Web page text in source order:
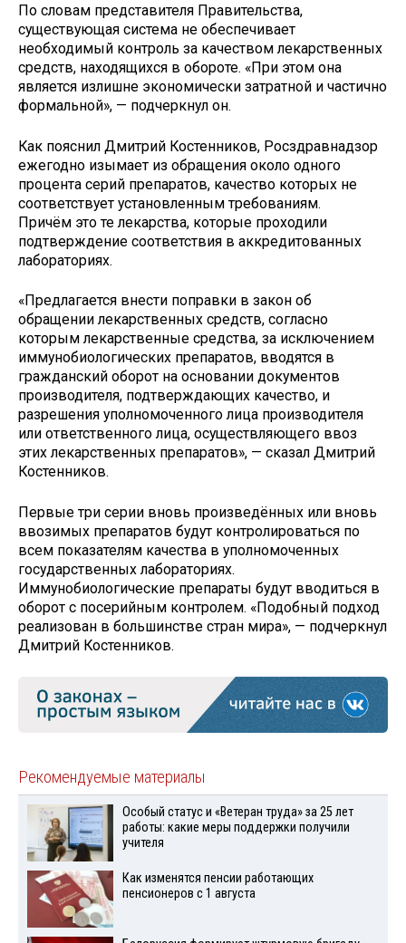
По словам представителя Правительства,
существующая система не обеспечивает
необходимый контроль за качеством лекарственных
средств, находящихся в обороте. «При этом она
является излишне экономически затратной и частично
формальной», — подчеркнул он.
Как пояснил Дмитрий Костенников, Росздравнадзор
ежегодно изымает из обращения около одного
процента серий препаратов, качество которых не
соответствует установленным требованиям.
Причём это те лекарства, которые проходили
подтверждение соответствия в аккредитованных
лабораториях.
«Предлагается внести поправки в закон об
обращении лекарственных средств, согласно
которым лекарственные средства, за исключением
иммунобиологических препаратов, вводятся в
гражданский оборот на основании документов
производителя, подтверждающих качество, и
разрешения уполномоченного лица производителя
или ответственного лица, осуществляющего ввоз
этих лекарственных препаратов», — сказал Дмитрий
Костенников.
Первые три серии вновь произведённых или вновь
ввозимых препаратов будут контролироваться по
всем показателям качества в уполномоченных
государственных лабораториях.
Иммунобиологические препараты будут вводиться в
оборот с посерийным контролем. «Подобный подход
реализован в большинстве стран мира», — подчеркнул
Дмитрий Костенников.
Рекомендуемые материалы
Особый статус и «Ветеран труда» за 25 лет
работы: какие меры поддержки получили
учителя
Как изменятся пенсии работающих
пенсионеров с 1 августа